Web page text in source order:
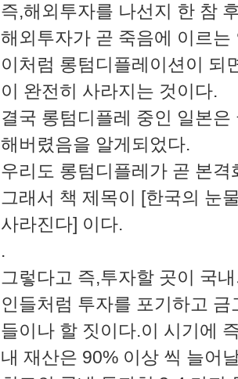
즉,해외투자를 나선지 한 참
해외투자가 곧 죽음에 이르
이처럼 롱텀디플레이션이 되
이 완전히 사라지는 것이다.
결국 롱텀디플레 중인 일본
해버렸음을 알게되었다.
우리도 롱텀디플레가 곧 본격
그래서 책 제목이 [한국의 눈
사라진다] 이다.
.
그렇다고 즉,투자할 곳이 국
인들처럼 투자를 포기하고
들이나 할 짓이다.이 시기에
내 재산은 90% 이상 씩 늘어